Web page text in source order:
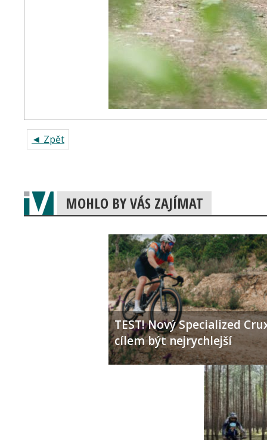
◄ Zpět
MOHLO BY VÁS ZAJÍMAT
TEST! Nový Specialized
cílem být nejrychlejší